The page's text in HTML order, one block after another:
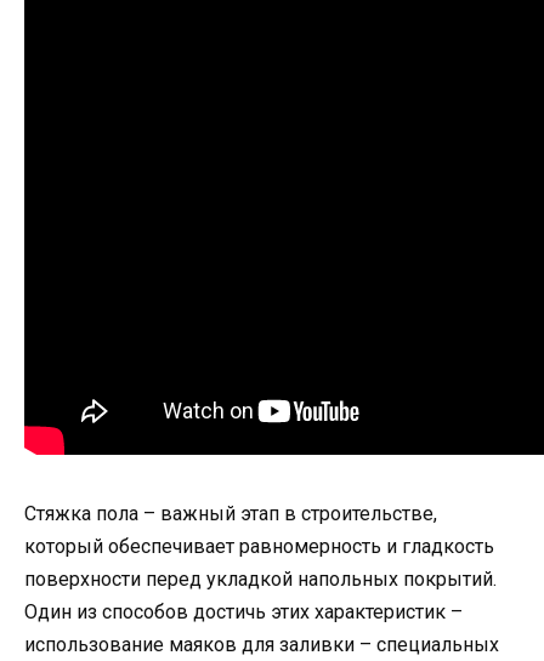
Стяжка пола – важный этап в строительстве,
который обеспечивает равномерность и гладкость
поверхности перед укладкой напольных покрытий.
Один из способов достичь этих характеристик –
использование маяков для заливки – специальных